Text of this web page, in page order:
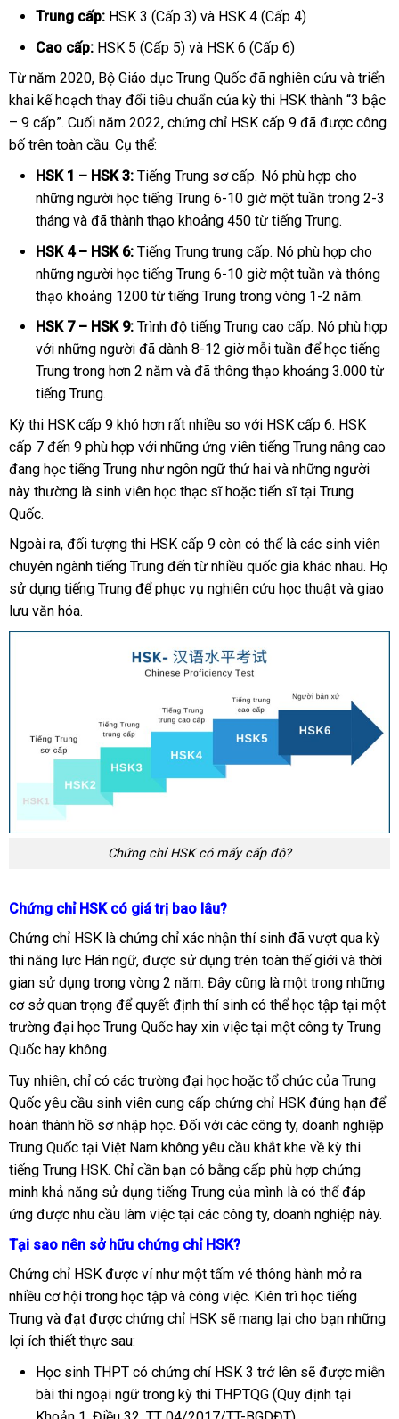
Trung cấp: HSK 3 (Cấp 3) và HSK 4 (Cấp 4)
Cao cấp:HSK 5 (Cấp 5) và HSK 6 (Cấp 6)
Từ năm 2020, Bộ Giáo dục Trung Quốc đã nghiên cứu và triển
khai kế hoạch thay đổi tiêu chuẩn của kỳ thi HSK thành “3 bậc
– 9 cấp”. Cuối năm 2022, chứng chỉ HSK cấp 9 đã được công
bố trên toàn cầu. Cụ thể:
HSK 1 – HSK 3:Tiếng Trung sơ cấp. Nó phù hợp cho
những người học tiếng Trung 6-10 giờ một tuần trong 2-3
tháng và đã thành thạo khoảng 450 từ tiếng Trung.
HSK 4 – HSK 6: Tiếng Trung trung cấp. Nó phù hợp cho
những người học tiếng Trung 6-10 giờ một tuần và thông
thạo khoảng 1200 từ tiếng Trung trong vòng 1-2 năm.
HSK 7 – HSK 9: Trình độ tiếng Trung cao cấp. Nó phù hợp
với những người đã dành 8-12 giờ mỗi tuần để học tiếng
Trung trong hơn 2 năm và đã thông thạo khoảng 3.000 từ
tiếng Trung.
Kỳ thi HSK cấp 9 khó hơn rất nhiều so với HSK cấp 6. HSK
cấp 7 đến 9 phù hợp với những ứng viên tiếng Trung nâng cao
đang học tiếng Trung như ngôn ngữ thứ hai và những người
này thường là sinh viên học thạc sĩ hoặc tiến sĩ tại Trung
Quốc.
Ngoài ra, đối tượng thi HSK cấp 9 còn có thể là các sinh viên
chuyên ngành tiếng Trung đến từ nhiều quốc gia khác nhau. Họ
sử dụng tiếng Trung để phục vụ nghiên cứu học thuật và giao
lưu văn hóa.
Chứng chỉ HSK có mấy cấp độ?
Chứng chỉ HSK có giá trị bao lâu?
Chứng chỉ HSK là chứng chỉ xác nhận thí sinh đã vượt qua kỳ
thi năng lực Hán ngữ, được sử dụng trên toàn thế giới và thời
gian sử dụng trong vòng 2 năm. Đây cũng là một trong những
cơ sở quan trọng để quyết định thí sinh có thể học tập tại một
trường đại học Trung Quốc hay xin việc tại một công ty Trung
Quốc hay không.
Tuy nhiên, chỉ có các trường đại học hoặc tổ chức của Trung
Quốc yêu cầu sinh viên cung cấp chứng chỉ HSK đúng hạn để
hoàn thành hồ sơ nhập học. Đối với các công ty, doanh nghiệp
Trung Quốc tại Việt Nam không yêu cầu khắt khe về kỳ thi
tiếng Trung HSK. Chỉ cần bạn có bằng cấp phù hợp chứng
minh khả năng sử dụng tiếng Trung của mình là có thể đáp
ứng được nhu cầu làm việc tại các công ty, doanh nghiệp này.
Tại sao nên sở hữu chứng chỉ HSK?
Chứng chỉ HSK được ví như một tấm vé thông hành mở ra
nhiều cơ hội trong học tập và công việc. Kiên trì học tiếng
Trung và đạt được chứng chỉ HSK sẽ mang lại cho bạn những
lợi ích thiết thực sau:
Học sinh THPT có chứng chỉ HSK 3 trở lên sẽ được miễn
bài thi ngoại ngữ trong kỳ thi THPTQG (Quy định tại